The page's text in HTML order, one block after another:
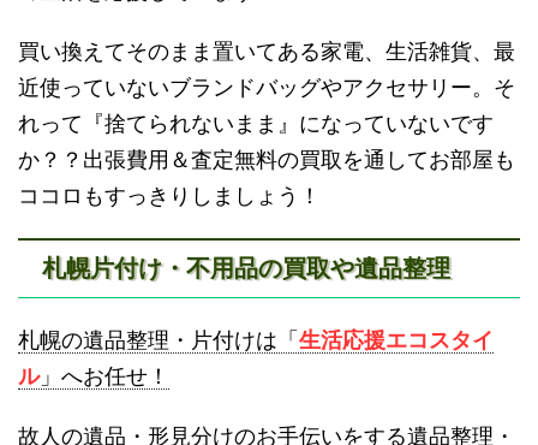
砂川不用品回収 帯広・十勝不用品回収
買い換えてそのまま置いてある家電、生活雑貨、最
近使っていないブランドバッグやアクセサリー。そ
れって『捨てられないまま』になっていないです
か？？出張費用＆査定無料の買取を通してお部屋も
ココロもすっきりしましょう！
札幌片付け・不用品の買取や遺品整理
札幌の遺品整理・片付けは「生活応援エコスタイ
ル」へお任せ！
故人の遺品・形見分けのお手伝いをする遺品整理・